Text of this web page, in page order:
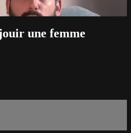
une femme